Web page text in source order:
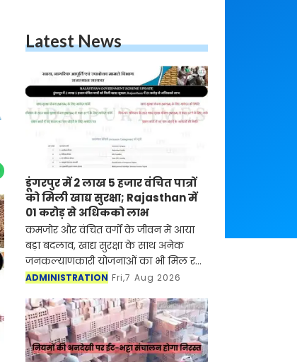
Latest News
डूंगरपुर में 2 लाख 5 हजार वंचित पात्रों
को मिली खाद्य सुरक्षा; Rajasthan में
01 करोड़ से अधिकको लाभ
कमजोर और वंचित वर्गों के जीवन में आया
बड़ा बदलाव, खाद्य सुरक्षा के साथ अनेक
जनकल्याणकारी योजनाओं का भी मिल रहा
लाभ
ADMINISTRATION Fri,7 Aug 2026